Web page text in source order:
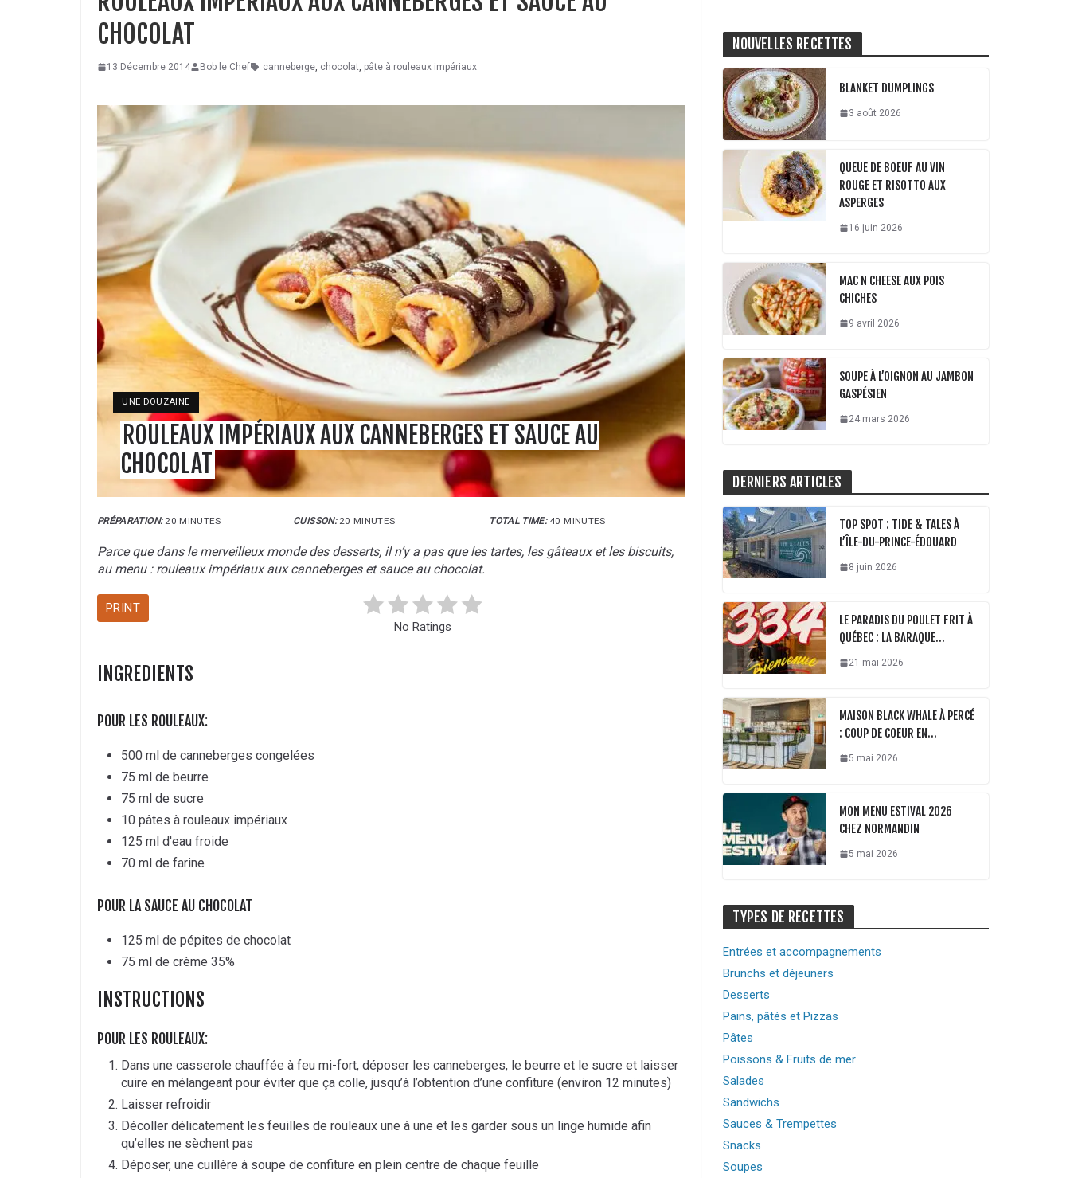
CHOCOLAT
13 Décembre 2014 Bob le Chef canneberge, chocolat, pâte à rouleaux impériaux
YIELD:
UNE DOUZAINE
ROULEAUX IMPÉRIAUX AUX CANNEBERGES ET SAUCE AU
CHOCOLAT
PRÉPARATION: 20 MINUTES CUISSON: 20 MINUTES TOTAL TIME: 40 MINUTES
Parce que dans le merveilleux monde des desserts, il n’y a pas que les tartes, les gâteaux et les biscuits,
au menu : rouleaux impériaux aux canneberges et sauce au chocolat.
PRINT
No Ratings
INGREDIENTS
POUR LES ROULEAUX:
500 ml de canneberges congelées
75 ml de beurre
75 ml de sucre
10 pâtes à rouleaux impériaux
125 ml d'eau froide
70 ml de farine
POUR LA SAUCE AU CHOCOLAT
125 ml de pépites de chocolat
75 ml de crème 35%
INSTRUCTIONS
POUR LES ROULEAUX:
Dans une casserole chauffée à feu mi-fort, déposer les canneberges, le beurre et le sucre et laisser
cuire en mélangeant pour éviter que ça colle, jusqu’à l’obtention d’une confiture (environ 12 minutes)
Laisser refroidir
Décoller délicatement les feuilles de rouleaux une à une et les garder sous un linge humide afin
qu’elles ne sèchent pas
Déposer, une cuillère à soupe de confiture en plein centre de chaque feuille
NOUVELLES RECETTES
BLANKET DUMPLINGS
3 août 2026
QUEUE DE BOEUF AU VIN
ROUGE ET RISOTTO AUX
ASPERGES
16 juin 2026
MAC N CHEESE AUX POIS
CHICHES
9 avril 2026
SOUPE À L’OIGNON AU JAMBON
GASPÉSIEN
24 mars 2026
DERNIERS ARTICLES
TOP SPOT : TIDE & TALES À
L’ÎLE-DU-PRINCE-ÉDOUARD
8 juin 2026
LE PARADIS DU POULET FRIT À
QUÉBEC : LA BARAQUE…
21 mai 2026
MAISON BLACK WHALE À PERCÉ
: COUP DE COEUR EN…
5 mai 2026
MON MENU ESTIVAL 2026
CHEZ NORMANDIN
5 mai 2026
TYPES DE RECETTES
Entrées et accompagnements
Brunchs et déjeuners
Desserts
Pains, pâtés et Pizzas
Pâtes
Poissons & Fruits de mer
Salades
Sandwichs
Sauces & Trempettes
Snacks
Soupes